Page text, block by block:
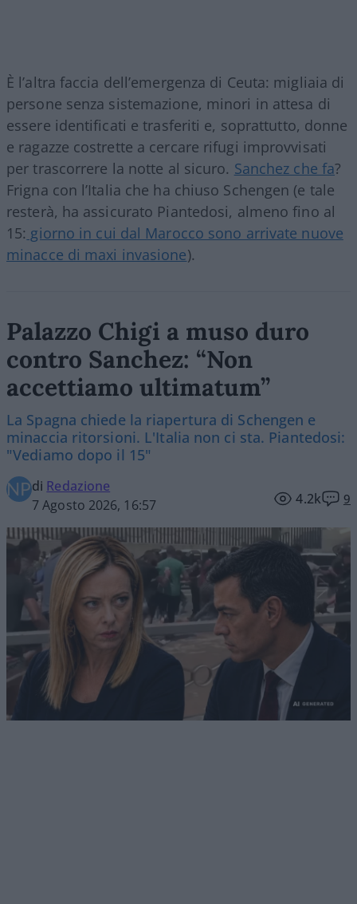
È l’altra faccia dell’emergenza di Ceuta: migliaia di
persone senza sistemazione, minori in attesa di
essere identificati e trasferiti e, soprattutto, donne
e ragazze costrette a cercare rifugi improvvisati
per trascorrere la notte al sicuro. Sanchez che fa?
Frigna con l’Italia che ha chiuso Schengen (e tale
resterà, ha assicurato Piantedosi, almeno fino al
15: giorno in cui dal Marocco sono arrivate nuove
minacce di maxi invasione).
Palazzo Chigi a muso duro
contro Sanchez: “Non
accettiamo ultimatum”
La Spagna chiede la riapertura di Schengen e
minaccia ritorsioni. L'Italia non ci sta. Piantedosi:
"Vediamo dopo il 15"
di Redazione
7 Agosto 2026, 16:57
4.2k 9